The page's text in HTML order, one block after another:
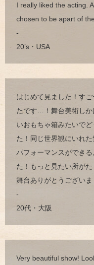
I really liked the acting.
chosen to be apart of
-
20’s・USA
はじめて見ました！す
たです…！舞台美術しか
いおもちゃ箱みたいで
た！同じ世界観にいれ
パフォーマンスができ
た！もっと見たい所が
舞台ありがとうございま
-
20代・大阪
Very beautiful show!